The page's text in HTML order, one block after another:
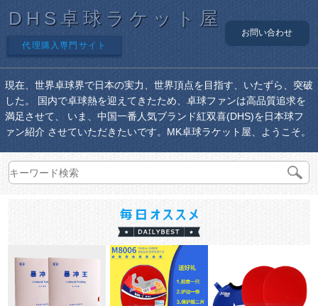
DHS卓球ラケット屋
代理購入専門サイト
お問い合わせ
現在、世界卓球界で日本の実力、世界頂点を目指す、いたずら、突破
した。 国内で卓球熱を迎えてきたため、卓球ファンは高品質追求を
満足させて、 いま、中国一番人気ブランド紅双喜(DHS)を日本球フ
ァン紹介 させていただきたいです。MK卓球ラケット屋、ようこそ。